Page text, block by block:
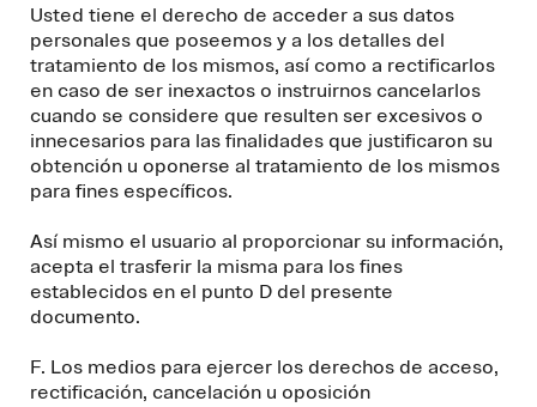
Usted tiene el derecho de acceder a sus datos
personales que poseemos y a los detalles del
tratamiento de los mismos, así como a rectificarlos
en caso de ser inexactos o instruirnos cancelarlos
cuando se considere que resulten ser excesivos o
innecesarios para las finalidades que justificaron su
obtención u oponerse al tratamiento de los mismos
para fines específicos.
Así mismo el usuario al proporcionar su información,
acepta el trasferir la misma para los fines
establecidos en el punto D del presente
documento.
F. Los medios para ejercer los derechos de acceso,
rectificación, cancelación u oposición